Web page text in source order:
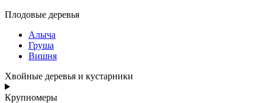
Плодовые деревья
Алыча
Груша
Вишня
Хвойные деревья и кустарники
Крупномеры